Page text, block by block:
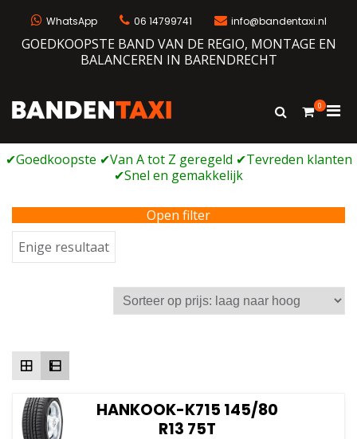
WhatsApp 06 14799741 info@bandentaxi.nl
GOEDKOOPSTE BAND VAN DE REGIO, MONTAGE EN
BALANCEREN IN BARENDRECHT
Bandengarage met eigen webshop
Toon
0
voor
Open filter
Enige resultaat
HANKOOK-K715 145/80
R13 75T